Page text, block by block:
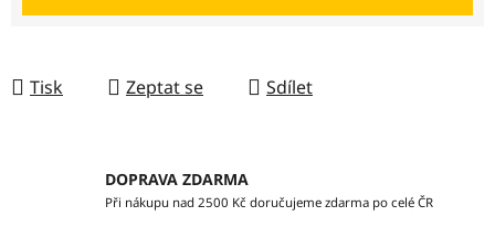
Tisk Zeptat se Sdílet
DOPRAVA ZDARMA
Při nákupu nad 2500 Kč doručujeme zdarma po celé ČR